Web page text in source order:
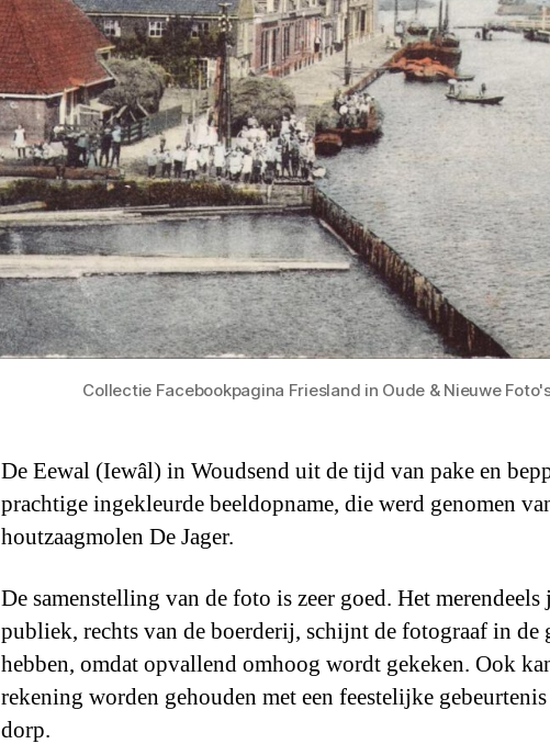
Collectie Facebookpagina Friesland in Oude & Nieuwe
De Eewal (Iewâl) in Woudsend uit de tijd van pake en
prachtige ingekleurde beeldopname, die werd genomen
houtzaagmolen De Jager.
De samenstelling van de foto is zeer goed. Het merendeels
publiek, rechts van de boerderij, schijnt de fotograaf in de
hebben, omdat opvallend omhoog wordt gekeken. Ook
rekening worden gehouden met een feestelijke
dorp.